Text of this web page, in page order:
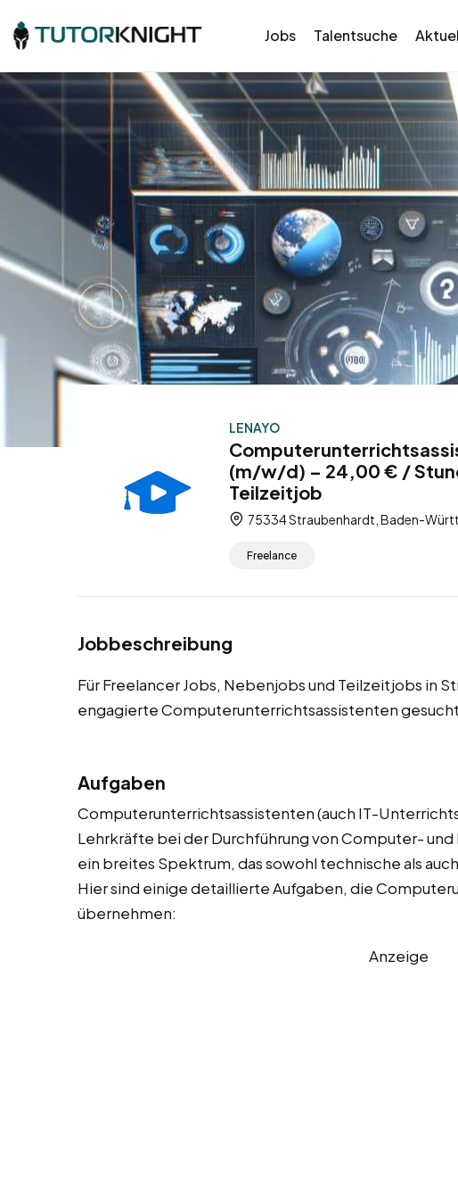
Jobs Talentsuche
LENAYO
(m/w/d) – 24,00 € /
Teilzeitjob
75334 Straubenhardt, Baden-
Freelance
Jobbeschreibung
Für Freelancer Jobs, Nebenjobs und Teilzeitjobs in
engagierte Computerunterrichtsassistenten
Aufgaben
Computerunterrichtsassistenten (auch IT-
Lehrkräfte bei der Durchführung von Computer- und
ein breites Spektrum, das sowohl technische als
Hier sind einige detaillierte Aufgaben, die
übernehmen:
Anzeige